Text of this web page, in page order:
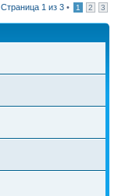
Страница 1 из 3 • 1 2 3